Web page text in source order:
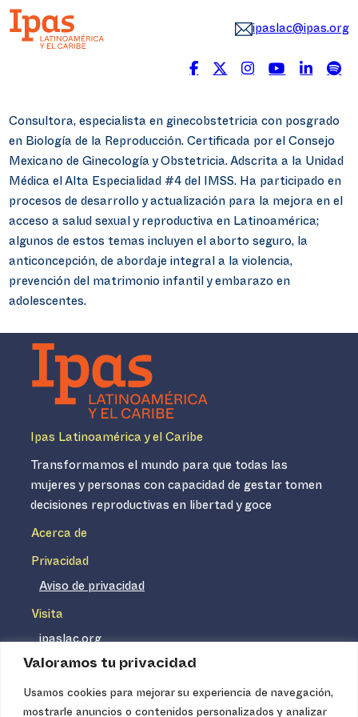
Valoramos tu privacidad
Usamos cookies para mejorar su experiencia de navegación,
mostrarle anuncios o contenidos personalizados y analizar
ipaslac@ipas.org
Consultora, especialista en ginecobstetricia con posgrado
en Biología de la Reproducción. Certificada por el Consejo
Mexicano de Ginecología y Obstetricia. Adscrita a la Unidad
Médica el Alta Especialidad #4 del IMSS. Ha participado en
procesos de desarrollo y actualización para la mejora en el
acceso a salud sexual y reproductiva en Latinoamérica;
algunos de estos temas incluyen el aborto seguro, la
anticoncepción, de abordaje integral a la violencia,
prevención del matrimonio infantil y embarazo en
adolescentes.
Ipas Latinoamérica y el Caribe
Transformamos el mundo para que todas las
mujeres y personas con capacidad de gestar tomen
decisiones reproductivas en libertad y goce
Acerca de
Privacidad
Aviso de privacidad
Visita
ipaslac.org
ipasmexico.org